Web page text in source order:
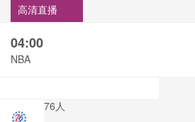
高清直播
04:00
NBA
76人